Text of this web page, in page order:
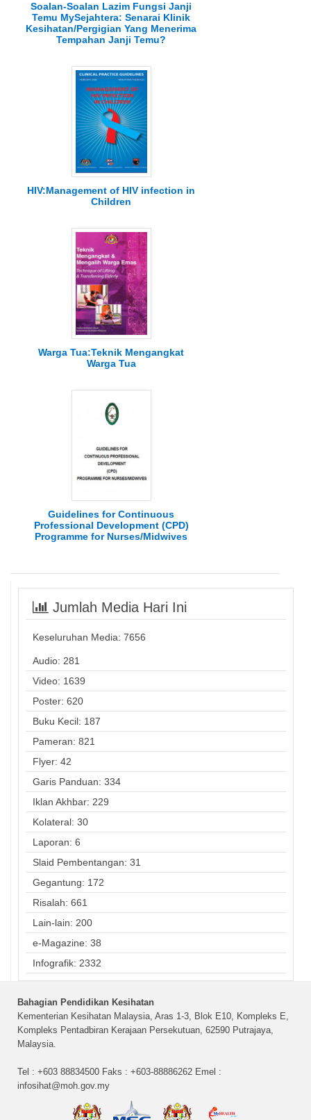
Soalan-Soalan Lazim Fungsi Janji
Temu MySejahtera: Senarai Klinik
Kesihatan/Pergigian Yang Menerima
Tempahan Janji Temu?
HIV:Management of HIV infection in
Children
Warga Tua:Teknik Mengangkat
Warga Tua
Guidelines for Continuous
Professional Development (CPD)
Programme for Nurses/Midwives
Jumlah Media Hari Ini
Keseluruhan Media: 7656
Audio: 281
Video: 1639
Poster: 620
Buku Kecil: 187
Pameran: 821
Flyer: 42
Garis Panduan: 334
Iklan Akhbar: 229
Kolateral: 30
Laporan: 6
Slaid Pembentangan: 31
Gegantung: 172
Risalah: 661
Lain-lain: 200
e-Magazine: 38
Infografik: 2332
Bahagian Pendidikan Kesihatan
Kementerian Kesihatan Malaysia, Aras 1-3, Blok E10, Kompleks E,
Kompleks Pentadbiran Kerajaan Persekutuan, 62590 Putrajaya,
Malaysia.
Tel : +603 88834500 Faks : +603-88886262 Emel :
infosihat@moh.gov.my